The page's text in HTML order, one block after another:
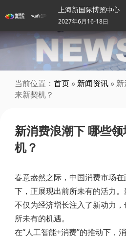
上海新国际博览中心
2027年6月16-18日
当前位置： 首页 » 新闻资讯 »
来新契机？
新消费浪潮下 哪些
机？
春意盎然之际，中国消费市场
下，正展现出前所未有的活力。
不仅为经济增长注入了新动力
所未有的机遇。
在“人工智能+消费”的推动下，